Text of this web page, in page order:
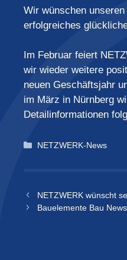
Wir wünschen
erfolgreiches
Im Februar feiert
wir wieder weitere
neuen Geschäftsjahr
im März in Nürnberg
Detailinformationen
Kategorien
NETZWERK-News
NETZWERK wünscht
Bauelemente Bau